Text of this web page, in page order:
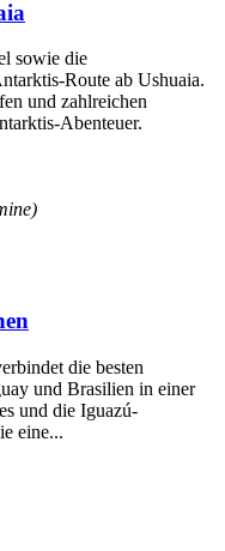
sowie die
Route ab Ushuaia.
und zahlreichen
Abenteuer.
die besten
und Brasilien in einer
und die Iguazú-
eine...